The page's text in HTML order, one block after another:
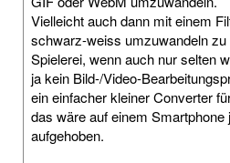
Vielleicht auch dann mit einem
schwarz-weiss umzuwandeln
Spielerei, wenn auch nur selten
ja kein Bild-/Video-
ein einfacher kleiner Converter
das wäre auf einem Smartphone
aufgehoben.